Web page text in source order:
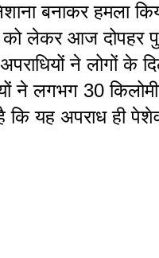
बनाकर हमला
लेकर आज दोपहर
ने लोगों
ने लगभग 30
यह अपराध ही